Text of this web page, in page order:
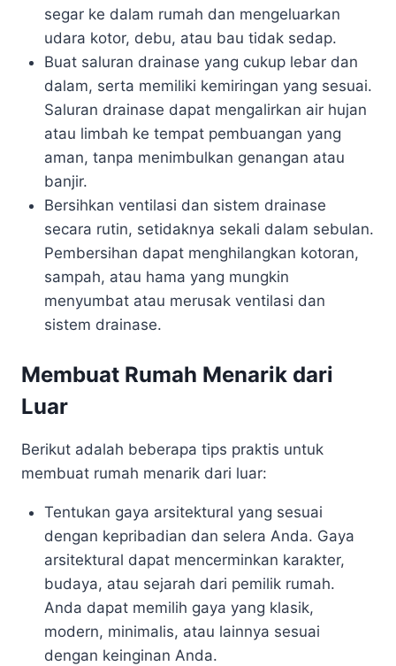
segar ke dalam rumah dan mengeluarkan
udara kotor, debu, atau bau tidak sedap.
Buat saluran drainase yang cukup lebar dan
dalam, serta memiliki kemiringan yang sesuai.
Saluran drainase dapat mengalirkan air hujan
atau limbah ke tempat pembuangan yang
aman, tanpa menimbulkan genangan atau
banjir.
Bersihkan ventilasi dan sistem drainase
secara rutin, setidaknya sekali dalam sebulan.
Pembersihan dapat menghilangkan kotoran,
sampah, atau hama yang mungkin
menyumbat atau merusak ventilasi dan
sistem drainase.
Membuat Rumah Menarik dari
Luar
Berikut adalah beberapa tips praktis untuk
membuat rumah menarik dari luar:
Tentukan gaya arsitektural yang sesuai
dengan kepribadian dan selera Anda. Gaya
arsitektural dapat mencerminkan karakter,
budaya, atau sejarah dari pemilik rumah.
Anda dapat memilih gaya yang klasik,
modern, minimalis, atau lainnya sesuai
dengan keinginan Anda.